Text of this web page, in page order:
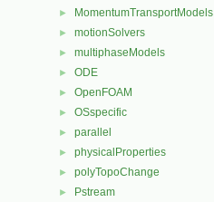
► MomentumTransportModels
► motionSolvers
► multiphaseModels
► ODE
► OpenFOAM
► OSspecific
► parallel
► physicalProperties
► polyTopoChange
► Pstream